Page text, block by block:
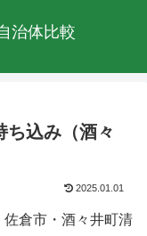
治体比較
ち込み（酒々
2025.01.01
倉市・酒々井町清